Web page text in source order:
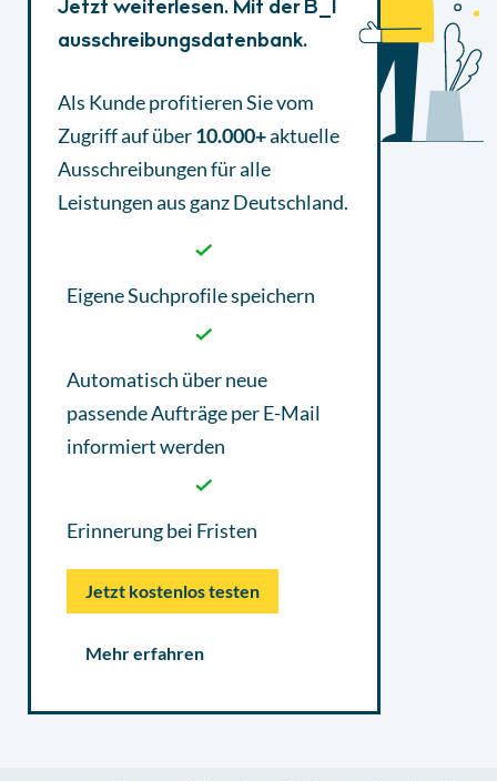
Jetzt weiterlesen. Mit der B_I
ausschreibungsdatenbank.
Als Kunde profitieren Sie vom
Zugriff auf über10.000+aktuelle
Ausschreibungenfür alle
Leistungen aus ganz Deutschland.
Eigene Suchprofile speichern
Automatisch über neue
passende Aufträge per E-Mail
informiert werden
Erinnerung bei Fristen
Jetzt kostenlos testen
Mehr erfahren